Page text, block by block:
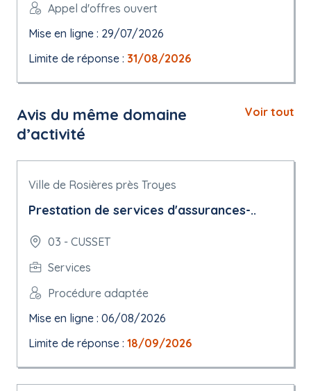
Appel d'offres ouvert
Mise en ligne : 29/07/2026
Limite de réponse : 31/08/2026
Avis du même domaine
d’activité
Voir tout
Ville de Rosières près Troyes
Prestation de services d'assurances-..
03 - CUSSET
Services
Procédure adaptée
Mise en ligne : 06/08/2026
Limite de réponse : 18/09/2026